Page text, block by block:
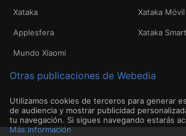
Xataka Xataka Móvil
Applesfera Xataka
Mundo Xiaomi
Otras publicaciones de Webedia
Utilizamos cookies de terceros para generar
de audiencia y mostrar publicidad
tu navegación. Si sigues navegando estarás
Más información